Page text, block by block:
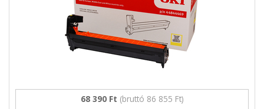
68 390 Ft (bruttó 86 855 Ft)